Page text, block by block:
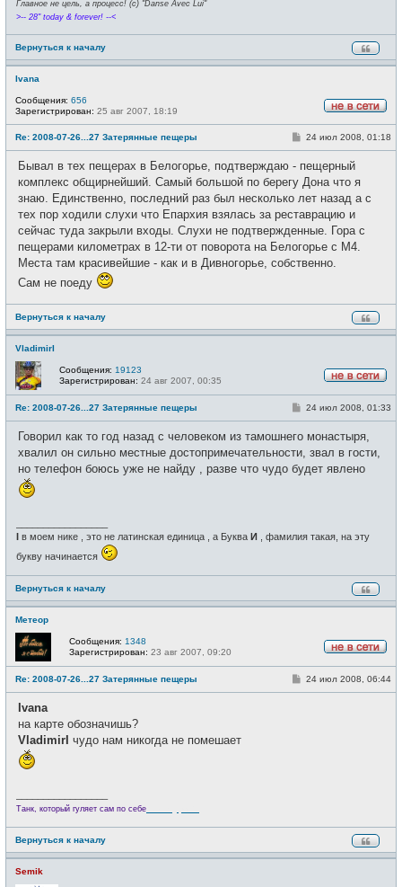
Главное не цель, а процесс! (c) "Danse Avec Lui"
>-- 28" today & forever! --<
Вернуться к началу
Ivana
в
с
Сообщения: 656
Зарегистрирован: 25 авг 2007, 18:19
Re: 2008-07-26...27 Затерянные пещеры
С
б
щ
е
н
и
24 июл 2008, 01:18
Бывал в тех пещерах в Белогорье, подтверждаю - пещерный
комплекс общирнейший. Самый большой по берегу Дона что я
знаю. Единственно, последний раз был несколько лет назад а с
тех пор ходили слухи что Епархия взялась за реставрацию и
сейчас туда закрыли входы. Слухи не подтвержденные. Гора с
пещерами километрах в 12-ти от поворота на Белогорье с М4.
Места там красивейшие - как и в Дивногорье, собственно.
Сам не поеду
Вернуться к началу
VladimirI
е
в
с
Сообщения: 19123
Зарегистрирован: 24 авг 2007, 00:35
Re: 2008-07-26...27 Затерянные пещеры
С
б
е
н
24 июл 2008, 01:33
Говорил как то год назад с человеком из тамошнего монастыря,
хвалил он сильно местные достопримечательности, звал в гости,
но телефон боюсь уже не найду , разве что чудо будет явлено
в моем нике , это не латинская единица , а Буква И
, фамилия такая, на эту
букву начинается
Вернуться к началу
Метеор
е
в
с
Сообщения: 1348
Зарегистрирован: 23 авг 2007, 09:20
Re: 2008-07-26...27 Затерянные пещеры
С24 июл 2008, 06:44
Ivana
на карте обозначишь?
VladimirI чудо нам никогда не помешает
Танк, который гуляет сам по себе
Вернуться к началу
Semik